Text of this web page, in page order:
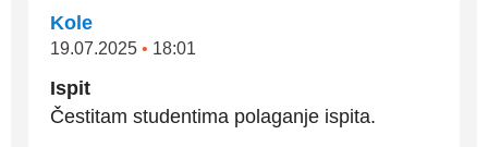
Kole
19.07.2025 • 18:01
Ispit
Čestitam studentima polaganje ispita.